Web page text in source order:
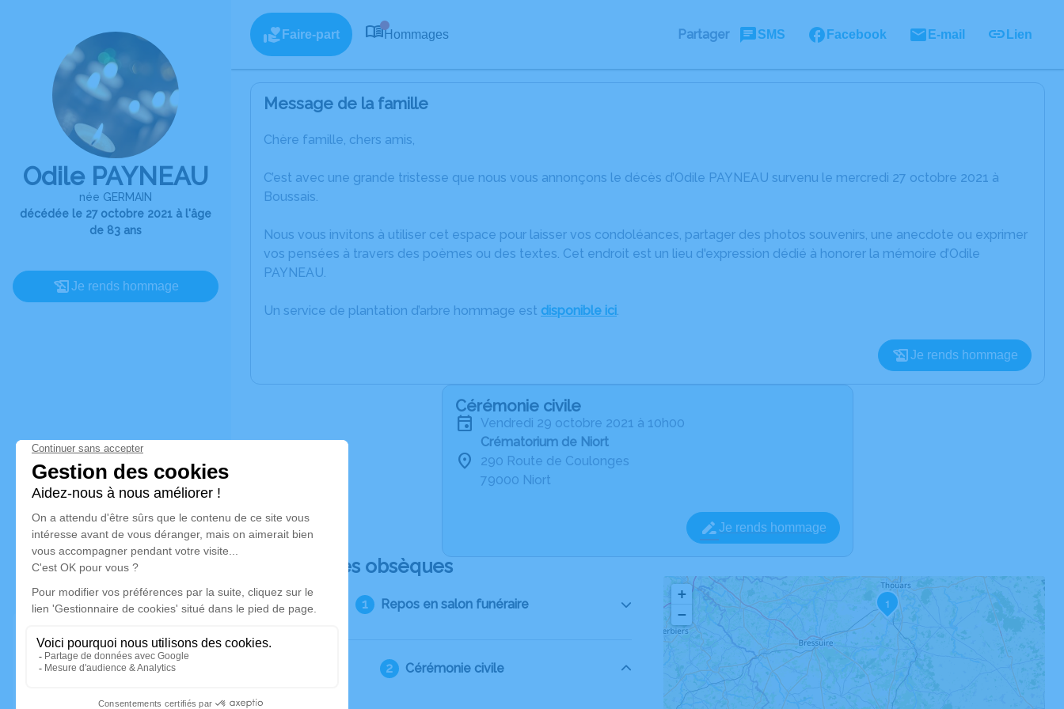
Odile PAYNEAU
née GERMAIN
décédée le 27 octobre 2021 à l'âge
de 83 ans
Je rends hommage
Faire-part Hommages Partager SMS Facebook E-mail Lien
Message de la famille
Chère famille, chers amis,
C’est avec une grande tristesse que nous vous annonçons le décès d’Odile PAYNEAU survenu le mercredi 27 octobre 2021 à
Boussais.
Nous vous invitons à utiliser cet espace pour laisser vos condoléances, partager des photos souvenirs, une anecdote ou exprimer
vos pensées à travers des poèmes ou des textes. Cet endroit est un lieu d'expression dédié à honorer la mémoire d’Odile
PAYNEAU.
Un service de plantation d’arbre hommage est disponible ici.
Je rends hommage
Cérémonie civile
vendredi 29 octobre 2021 à 10h00
Crématorium de Niort
290 Route de Coulonges
79000 Niort
Je rends hommage
Déroulé des obsèques
Repos en salon funéraire
Cérémonie civile
1
+
−